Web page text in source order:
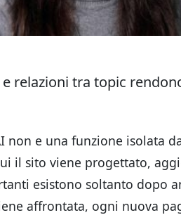
relazioni tra topic
non e una funzione isolata
il sito viene progettato,
esistono soltanto dopo
affrontata, ogni nuova